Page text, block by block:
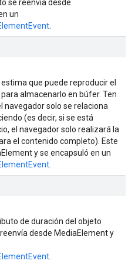
se reenvía desde
un
que puede reproducir el
almacenarlo en búfer. Ten
navegador solo se relaciona
(es decir, si se está
el navegador solo realizará la
el contenido completo). Este
y se encapsuló en un
de duración del objeto
desde MediaElement y